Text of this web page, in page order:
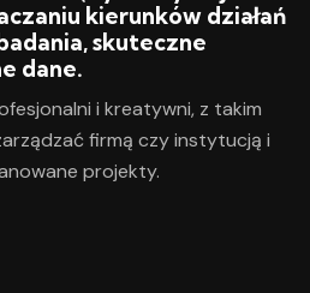
kierunków działań
skuteczne
dane.
i kreatywni, z takim
firmą czy instytucją i
projekty.